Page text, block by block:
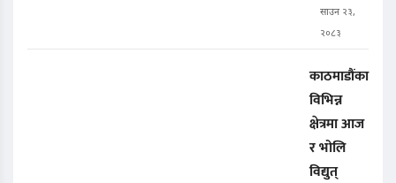
साउन २३,
२०८३
काठमाडौंका
विभिन्न
क्षेत्रमा आज
र भोलि
विद्युत्